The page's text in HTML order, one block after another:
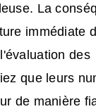
La
immédiate
des
que leurs
de manière